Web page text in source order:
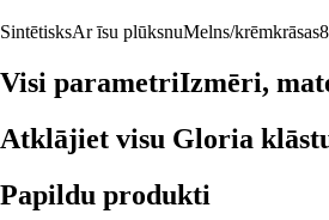
SintētisksAr īsu plūksnuMelns/krēmkrāsas
Visi parametriIzmēri,
Atklājiet visu Gloria
Papildu produkti